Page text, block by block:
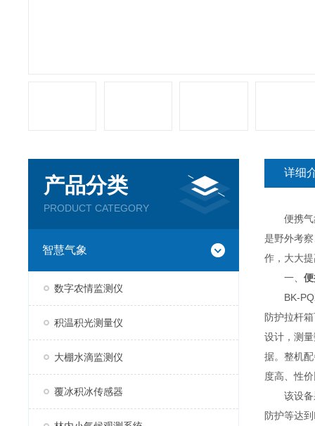
产品分类
PRODUCT CATEGORY
智慧气象
数字农情监测仪
积温积光测量仪
大棚水滴监测仪
覆冰积冰传感器
详细
便携气象
是野外考
作，大大
一、
BK-
防护拉杆
设计，测
据。整机
度高、性
该设备采
防护等达